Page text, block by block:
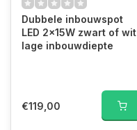
Dubbele inbouwspot
LED 2x15W zwart of wit
lage inbouwdiepte
€119,00